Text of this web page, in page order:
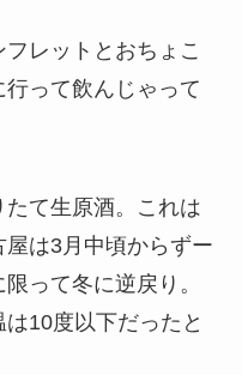
レットとおちょこ
って飲んじゃって
て生原酒。これは
は3月中頃からずー
って冬に逆戻り。
10度以下だったと